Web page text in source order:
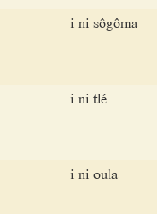
i ni sôgôma
i ni tlé
i ni oula